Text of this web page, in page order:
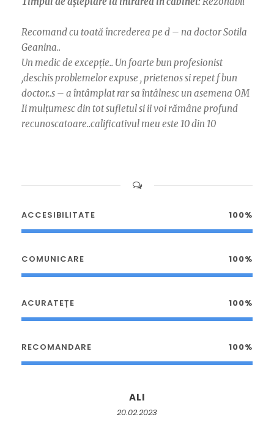
Recomand cu toată încrederea pe d – na doctor Sotila
Geanina..
Un medic de excepție.. Un foarte bun profesionist
,deschis problemelor expuse , prietenos si repet f bun
doctor..s – a întâmplat rar sa întâlnesc un asemena OM
Ii mulțumesc din tot sufletul si ii voi rămâne profund
recunoscatoare..calificativul meu este 10 din 10
ACCESIBILITATE 100%
COMUNICARE 100%
ACURATEȚE 100%
RECOMANDARE 100%
ALI
20.02.2023